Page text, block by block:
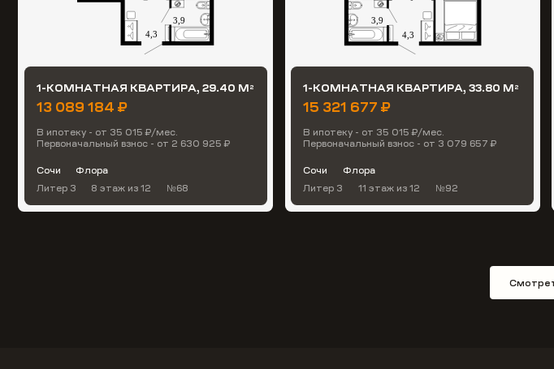
1-КОМНАТНАЯ КВАРТИРА, 29.40 М 2
13 089 184 ₽
В ипотеку - от 35 015 ₽/мес.
Первоначальный взнос - от 2 630 925 ₽
Сочи
Флора
Литер 3
8 этаж из 12 №68
1-КОМНАТНАЯ КВАРТИРА, 33.80 М 2
15 321 677 ₽
В ипотеку - от 35 015 ₽/мес.
Первоначальный взнос - от 3 079 657 ₽
Сочи
Флора
Литер 3
11 этаж из 12 №92